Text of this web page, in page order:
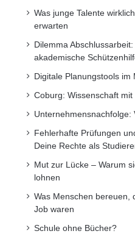
Was junge Talente
erwarten
Dilemma
akademische
Digitale Planungstools im
Coburg: Wissenschaft mit
Unternehmensnachfolge:
Fehlerhafte Prüfungen
Deine Rechte als
Mut zur Lücke – Warum
lohnen
Was Menschen bereuen,
Job waren
Schule ohne Bücher?